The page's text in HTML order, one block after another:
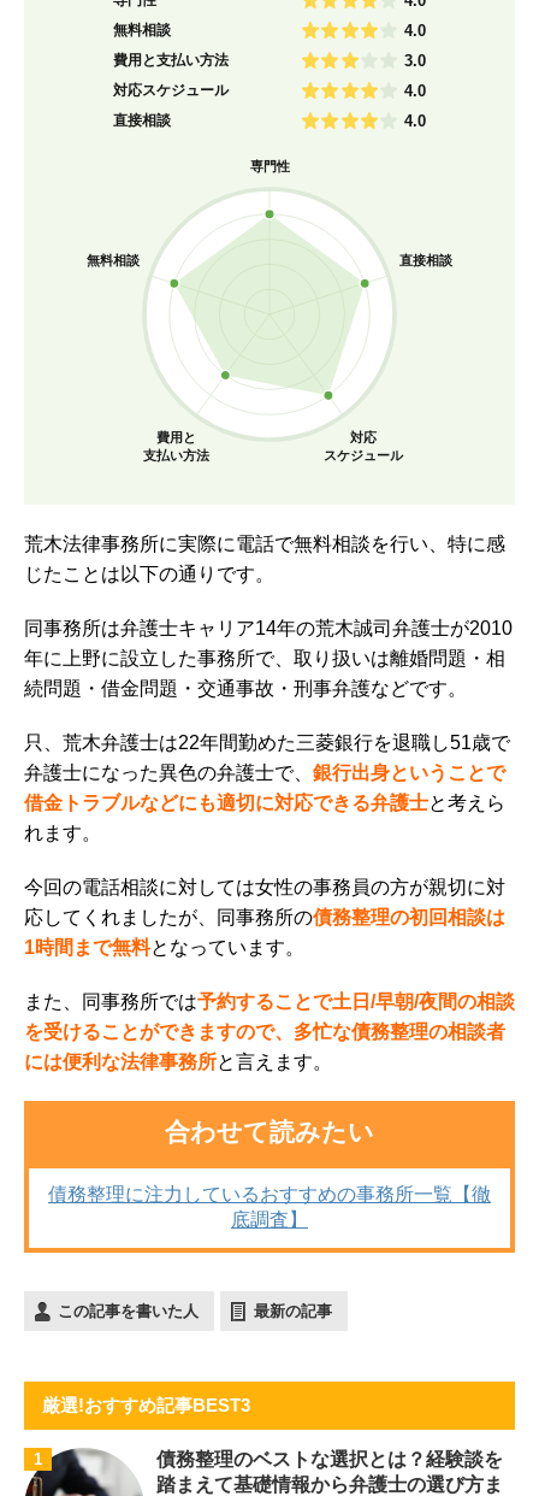
無料相談 4.0
費用と支払い方法 3.0
対応スケジュール 4.0
直接相談 4.0
専門性
直接相談
対応
スケジュール
費用と
支払い方法
無料相談
荒木法律事務所に実際に電話で無料相談を行い、特に感
じたことは以下の通りです。
同事務所は弁護士キャリア14年の荒木誠司弁護士が2010
年に上野に設立した事務所で、 取り扱いは離婚問題・相
続問題・借金問題・交通事故・刑事弁護などです。
只、荒木弁護士は22年間勤めた三菱銀行を退職し51歳で
弁護士になった異色の弁護士で、 銀行出身ということで
借金トラブルなどにも適切に対応できる弁護士と考えら
れます。
今回の電話相談に対しては女性の事務員の方が親切に対
応してくれましたが、同事務所の債務整理の初回相談は
1時間まで無料となっています。
また、同事務所では予約することで土日/早朝/夜間の相談
を受けることができますので、多忙な債務整理の相談者
には便利な法律事務所と言えます。
合わせて読みたい
債務整理に注力しているおすすめの事務所一覧【徹
底調査】
この記事を書いた人 最新の記事
厳選!おすすめ記事BEST3
1
債務整理のベストな選択とは？経験談を
踏まえて基礎情報から弁護士の選び方ま